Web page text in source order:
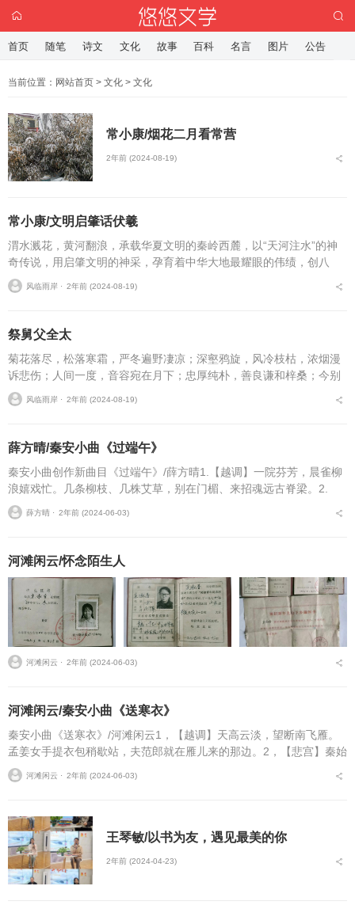
当前位置： 网站首页 > 文化 > 文化
常小康/烟花二月看常营
2年前 (2024-08-19)
常小康/文明启肇话伏羲
渭水溅花，黄河翻浪，承载华夏文明的秦岭西麓，以“天河注水”的神
奇传说，用启肇文明的神采，孕育着中华大地最耀眼的伟绩，创八
卦、致笙乐、设婚嫁、开礼仪……从此，黄河流域鲜亮的文明之花，
在悠悠的渭水之滨在滔...
风临雨岸 ⋅ 2年前 (2024-08-19)
祭舅父全太
菊花落尽，松落寒霜，严冬遍野凄凉；深壑鸦旋，风冷枝枯，浓烟漫
诉悲伤；人间一度，音容宛在月下；忠厚纯朴，善良谦和梓桑；今别
朝晖夕阳，三生石上铭刻尊姓；懿德厚道承慈，奈何桥边启幡扬航；
虽大雪无影却寒已彻骨...
风临雨岸 ⋅ 2年前 (2024-08-19)
薛方晴/秦安小曲《过端午》
秦安小曲创作新曲目《过端午》/薛方晴1.【越调】一院芬芳，晨雀柳
浪嬉戏忙。几条柳枝、几株艾草，别在门楣、来招魂远古脊梁。2.
【莲花调】（1）茗酒寒食摆上庭堂，香蜡袅袅祭忠良。（2）八角粽
子慈亲包，新麦...
薛方晴 ⋅ 2年前 (2024-06-03)
河滩闲云/怀念陌生人
河滩闲云 ⋅ 2年前 (2024-06-03)
河滩闲云/秦安小曲《送寒衣》
秦安小曲《送寒衣》/河滩闲云1，【越调】天高云淡，望断南飞雁。
孟姜女手提衣包稍歇站，夫范郎就在雁儿来的那边。2，【悲宫】秦始
皇征丁太残暴，黎民百姓怨声载道。奴与郎喜结良缘才三日，衙吏便
来到，不管奴哭告...
河滩闲云 ⋅ 2年前 (2024-06-03)
王琴敏/以书为友，遇见最美的你
2年前 (2024-04-23)
首页 随笔 诗文 文化 故事 百科 名言 图片 公告